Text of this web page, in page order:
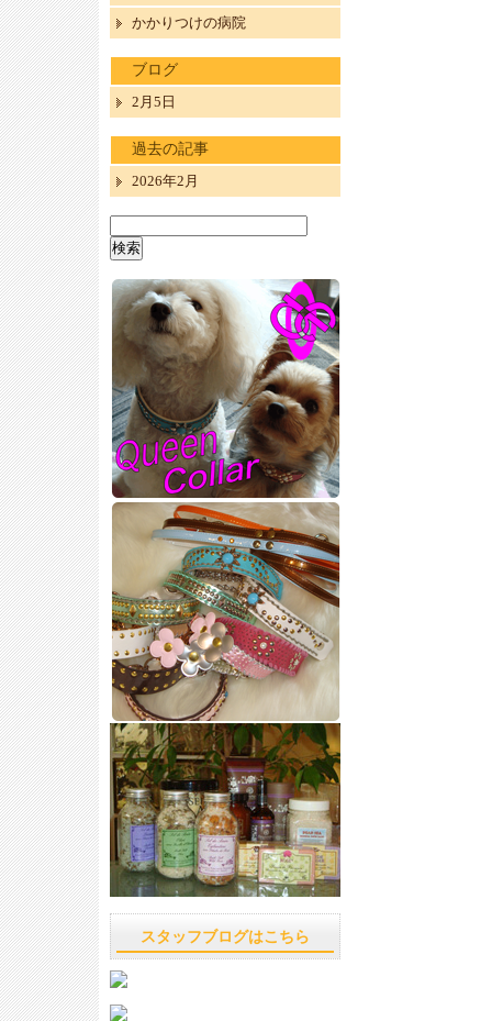
かかりつけの病院
ブログ
2月5日
過去の記事
2026年2月
索:
スタッフブログはこちら